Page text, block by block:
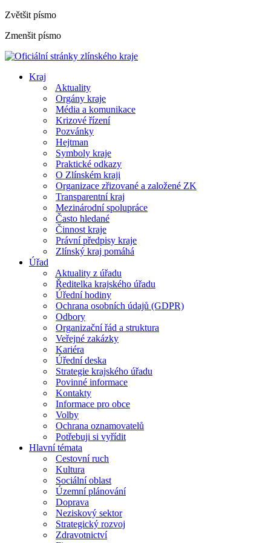
Zvětšit písmo
Zmenšit písmo
Kraj
Aktuality
Orgány kraje
Média a komunikace
Krizové řízení
Pozvánky
Hejtman
Symboly kraje
Praktické odkazy
O Zlínském kraji
Organizace zřizované a založené ZK
Transparentní kraj
Mezinárodní spolupráce
Často hledané
Činnost kraje
Právní předpisy kraje
Zlínský kraj pomáhá
Úřad
Aktuality z úřadu
Ředitelka krajského úřadu
Úřední hodiny
Ochrana osobních údajů (GDPR)
Odbory
Organizační řád a struktura
Veřejné zakázky
Kariéra
Úřední deska
Strategie krajského úřadu
Povinné informace
Kontakty
Informace pro obce
Volby
Ochrana oznamovatelů
Potřebuji si vyřídit
Hlavní témata
Cestovní ruch
Kultura
Sociální oblast
Územní plánování
Doprava
Neziskový sektor
Strategický rozvoj
Zdravotnictví